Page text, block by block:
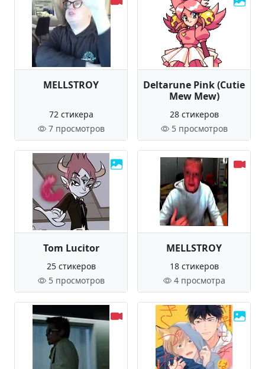
MELLSTROY
72 стикера
7 просмотров
Deltarune Pink (Cutie
Mew Mew)
28 стикеров
5 просмотров
Tom Lucitor
25 стикеров
5 просмотров
MELLSTROY
18 стикеров
4 просмотра